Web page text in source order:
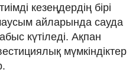
кезеңдердің бірі
айларында сауда
күтіледі. Ақпан
мүмкіндіктер